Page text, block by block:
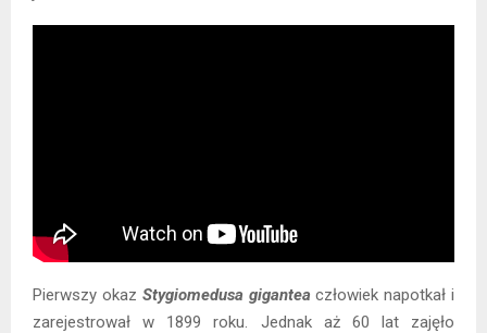
Pierwszy okaz Stygiomedusa gigantea człowiek napotkał i
zarejestrował w 1899 roku. Jednak aż 60 lat zajęło